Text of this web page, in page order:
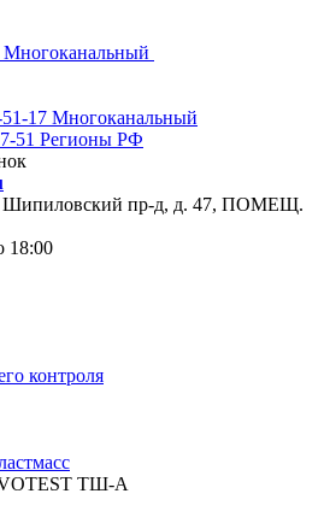
Многоканальный
17 Многоканальный
51 Регионы РФ
Шипиловский пр-д, д. 47, ПОМЕЩ.
18:00
контроля
ТШ-А